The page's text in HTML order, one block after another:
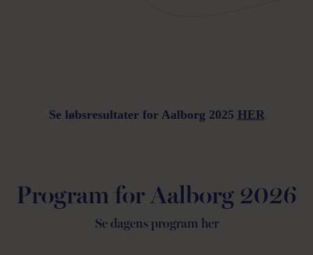
Se løbsresultater for Aalborg 2025 HER
Program for Aalborg 2026
Se dagens program her